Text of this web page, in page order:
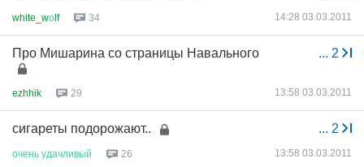
white_wоlf 34 14:28 03.03.2011
... 2
Про Мишарина со страницы Навального
ezhhik 29 13:58 03.03.2011
... 2
сигареты подорожают..
очень удачливый 26 13:58 03.03.2011